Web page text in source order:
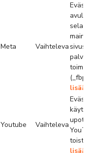
Meta Vaihteleva
avulla
selain
(_fbp;
lisää
Youtube Vaihteleva
lisää